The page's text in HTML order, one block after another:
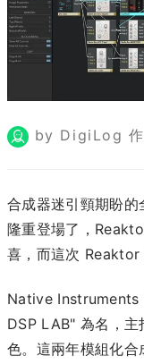
by DigiLog 作
合成器迷引頸期盼
隆重登場了，
喜，而這次 Reaktor
Native Instruments
DSP LAB" 為名，主
色。這兩年模組化